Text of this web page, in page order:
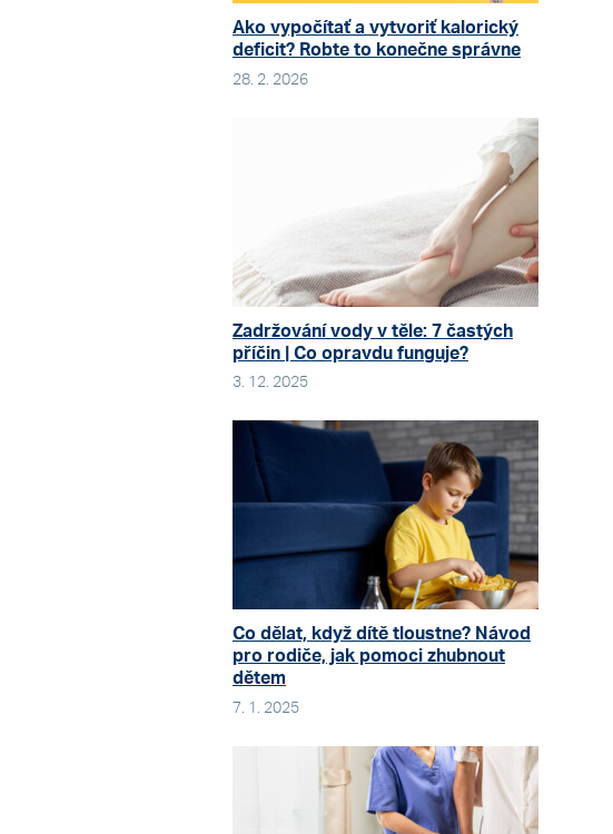
Ako vypočítať a vytvoriť kalorický
deficit? Robte to konečne správne
28. 2. 2026
Zadržování vody v těle: 7 častých
příčin | Co opravdu funguje?
3. 12. 2025
Co dělat, když dítě tloustne? Návod
pro rodiče, jak pomoci zhubnout
dětem
7. 1. 2025